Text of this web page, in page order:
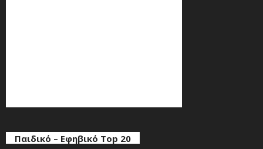
Παιδικό – Εφηβικό Top 20